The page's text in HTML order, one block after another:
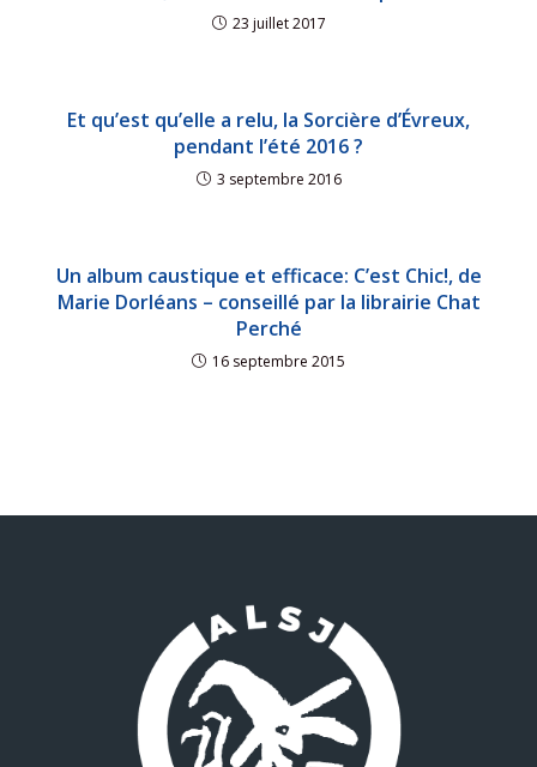
23 juillet 2017
Et qu’est qu’elle a relu, la Sorcière d’Évreux,
pendant l’été 2016 ?
3 septembre 2016
Un album caustique et efficace: C’est Chic!, de
Marie Dorléans – conseillé par la librairie Chat
Perché
16 septembre 2015